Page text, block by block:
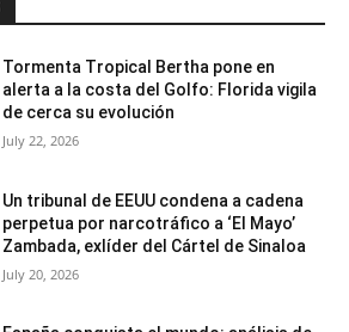
Tormenta Tropical Bertha pone en
alerta a la costa del Golfo: Florida vigila
de cerca su evolución
July 22, 2026
Un tribunal de EEUU condena a cadena
perpetua por narcotráfico a ‘El Mayo’
Zambada, exlíder del Cártel de Sinaloa
July 20, 2026